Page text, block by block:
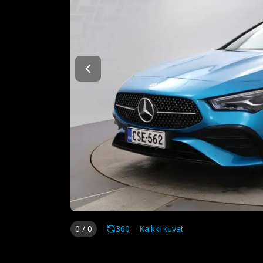
0 / 0 360 Kaikki kuvat